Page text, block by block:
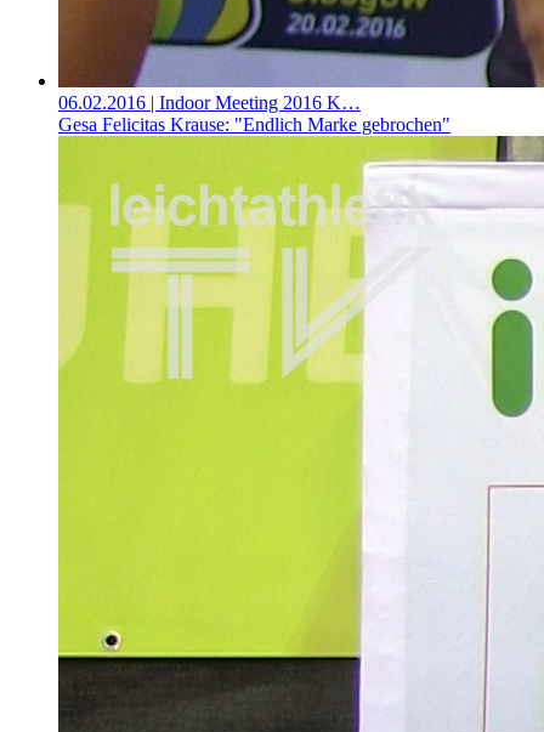
06.02.2016 | Indoor Meeting 2016 K…
Gesa Felicitas Krause: "Endlich Marke gebrochen"